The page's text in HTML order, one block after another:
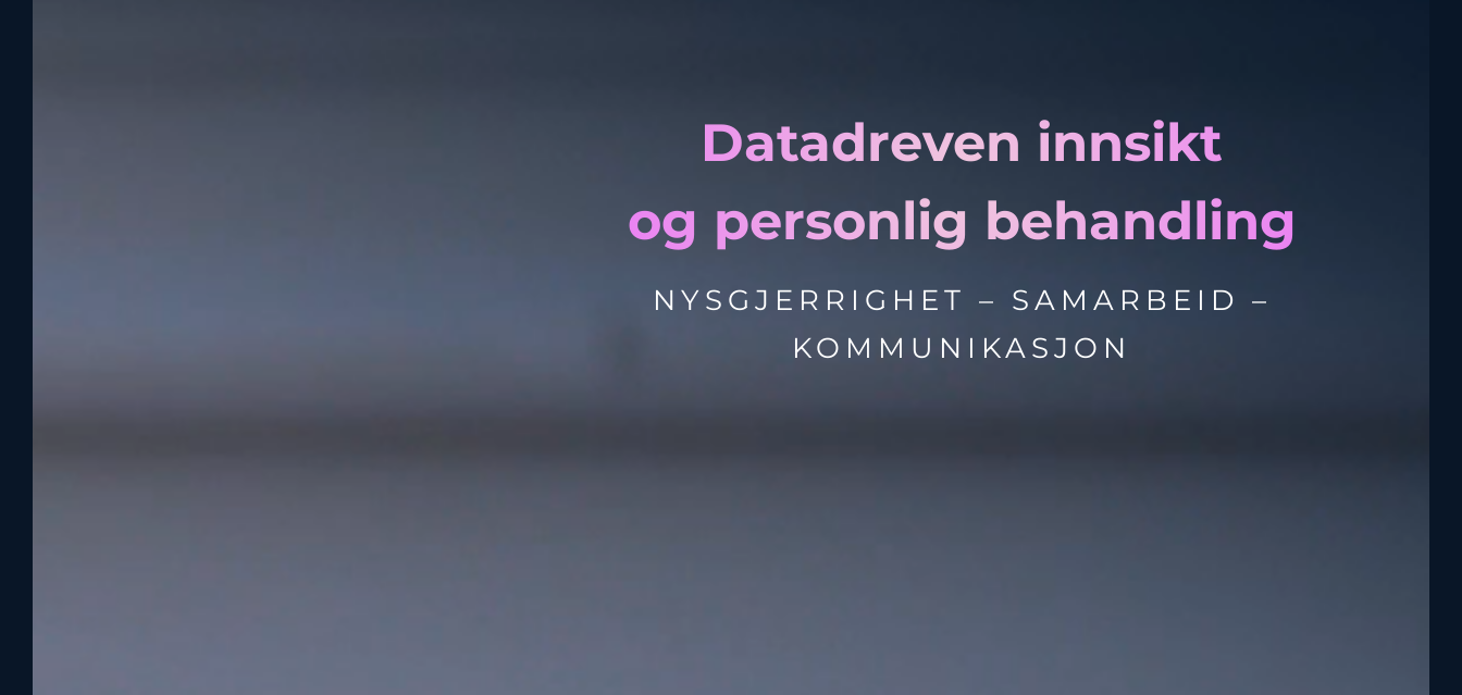
Datadreven innsikt
og personlig behandling
NYSGJERRIGHET – SAMARBEID –
KOMMUNIKASJON